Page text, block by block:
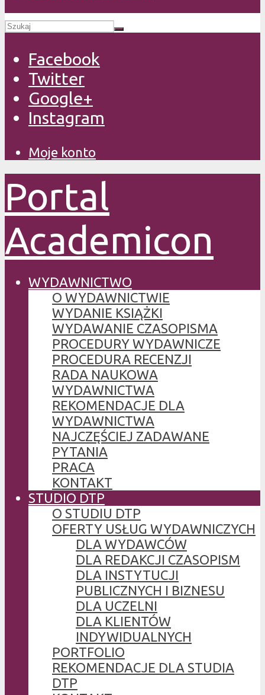
Facebook
Twitter
Google+
Instagram
Moje konto
Portal
Academicon
WYDAWNICTWO
O WYDAWNICTWIE
WYDANIE KSIĄŻKI
WYDAWANIE CZASOPISMA
PROCEDURY WYDAWNICZE
PROCEDURA RECENZJI
RADA NAUKOWA
WYDAWNICTWA
REKOMENDACJE DLA
WYDAWNICTWA
NAJCZĘŚCIEJ ZADAWANE
PYTANIA
PRACA
KONTAKT
STUDIO DTP
O STUDIU DTP
OFERTY USŁUG WYDAWNICZYCH
DLA WYDAWCÓW
DLA REDAKCJI CZASOPISM
DLA INSTYTUCJI
PUBLICZNYCH I BIZNESU
DLA UCZELNI
DLA KLIENTÓW
INDYWIDUALNYCH
PORTFOLIO
REKOMENDACJE DLA STUDIA
DTP